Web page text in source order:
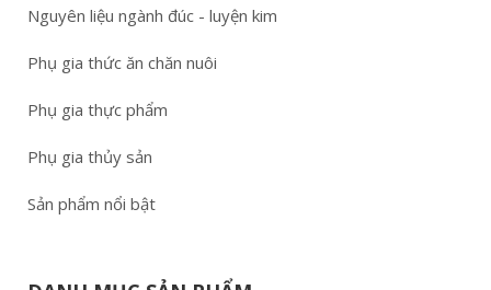
Nguyên liệu ngành đúc - luyện kim
Phụ gia thức ăn chăn nuôi
Phụ gia thực phẩm
Phụ gia thủy sản
Sản phẩm nổi bật